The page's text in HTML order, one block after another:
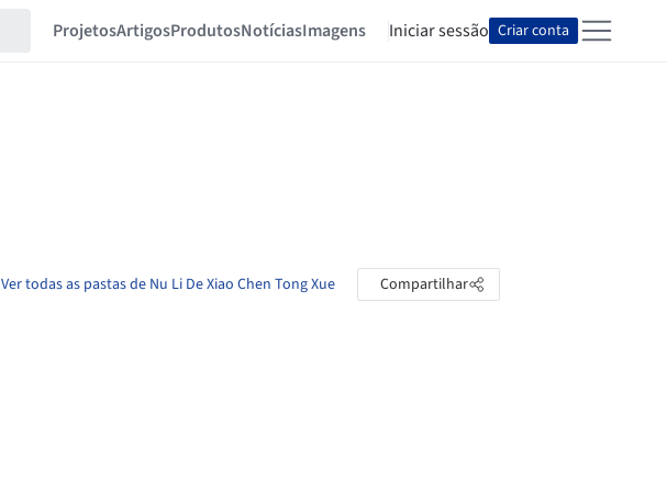
ProjetosArtigosProdutosNotíciasImagens Iniciar sessão Criar conta
Ver todas as pastas de Nu Li De Xiao Chen Tong Xue Compartilhar